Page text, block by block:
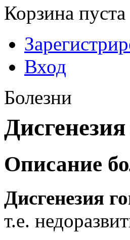
Корзина пуста
Вход
Болезни
Описание
Дисгенезия
т.е.